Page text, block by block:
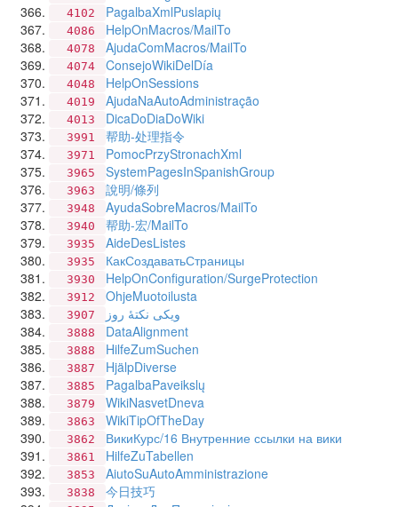
4102 PagalbaXmlPuslapių
4086 HelpOnMacros/MailTo
4078 AjudaComMacros/MailTo
4074 ConsejoWikiDelDía
4048 HelpOnSessions
4019 AjudaNaAutoAdministração
4013 DicaDoDiaDoWiki
3991 帮助-处理指令
3971 PomocPrzyStronachXml
3965 SystemPagesInSpanishGroup
3963 說明/條列
3948 AyudaSobreMacros/MailTo
3940 帮助-宏/MailTo
3935 AideDesListes
3935 КакСоздаватьСтраницы
3930 HelpOnConfiguration/SurgeProtection
3912 OhjeMuotoilusta
3907 ویکی نکتهٔ روز
3888 DataAlignment
3888 HilfeZumSuchen
3887 HjälpDiverse
3885 PagalbaPaveikslų
3879 WikiNasvetDneva
3863 WikiTipOfTheDay
3862 ВикиКурс/16 Внутренние ссылки на вики
3861 HilfeZuTabellen
3853 AiutoSuAutoAmministrazione
3838 今日技巧